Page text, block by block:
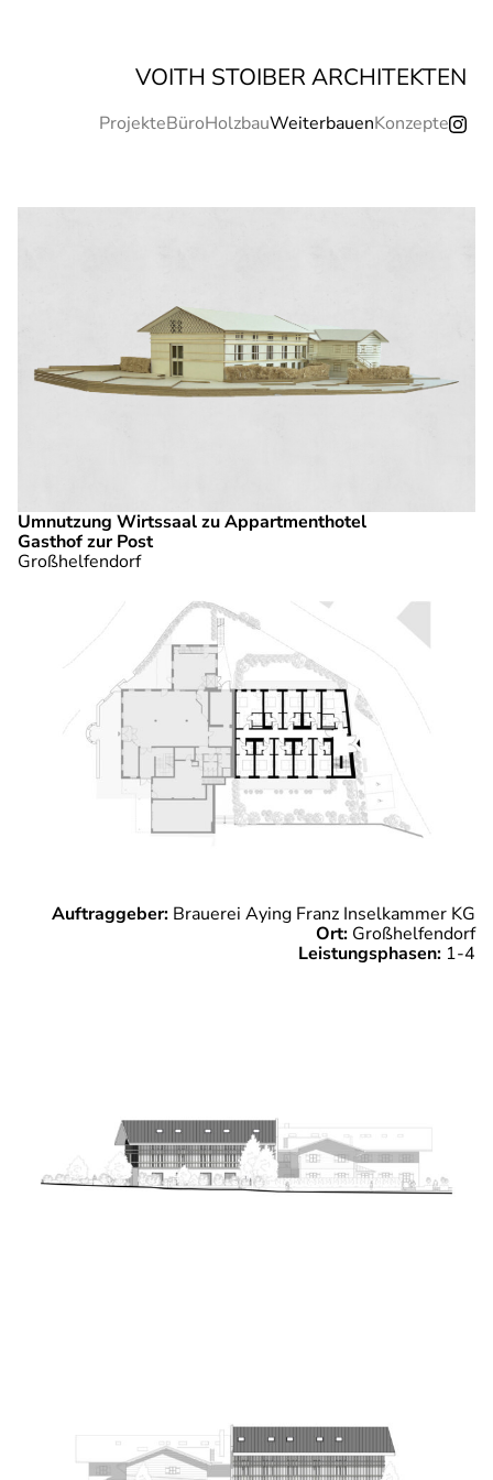
VOITH STOIBER ARCHITEKTEN
ProjekteBüroHolzbauWeiterbauenKonzepte
Umnutzung Wirtssaal zu Appartmenthotel
Gasthof zur Post
Großhelfendorf
Auftraggeber: Brauerei Aying Franz Inselkammer KG
Ort: Großhelfendorf
Leistungsphasen: 1-4